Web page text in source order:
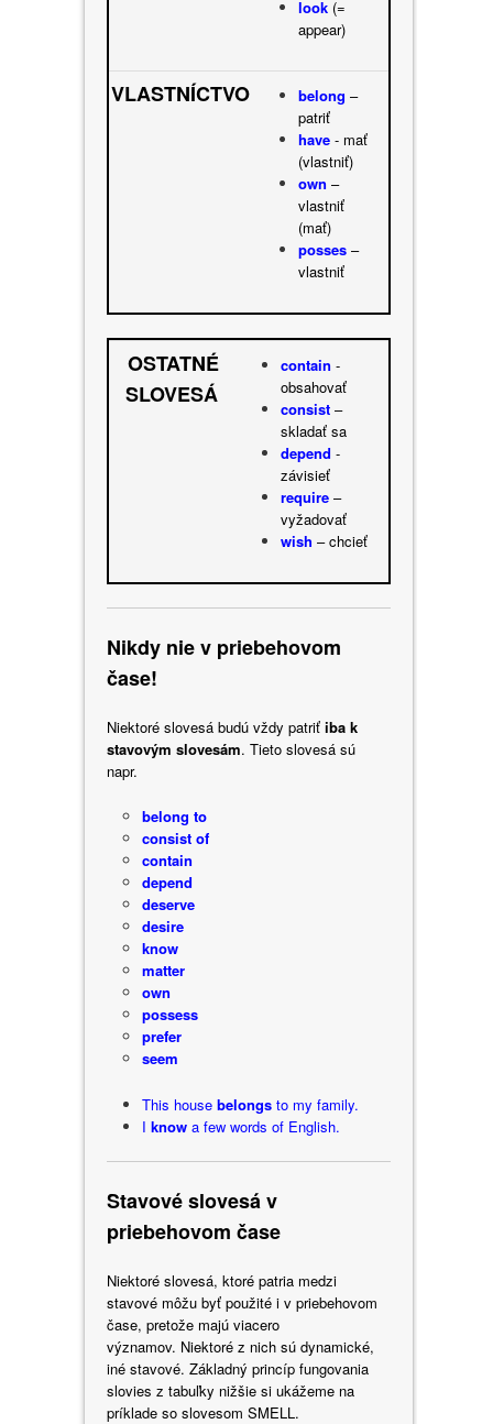
look (=
appear)
VLASTNÍCTVO belong –
patriť
have - mať
(vlastniť)
own –
vlastniť
(mať)
posses –
vlastniť
OSTATNÉ
SLOVESÁ
contain-
obsahovať
consist –
skladať sa
depend -
závisieť
require –
vyžadovať
wish – chcieť
Nikdy nie v priebehovom
čase!
Niektoré slovesá budú vždy patriť iba k
stavovým slovesám. Tieto slovesá sú
napr.
belong to
consist of
contain
depend
deserve
desire
know
matter
own
possess
prefer
seem
This housebelongs to my family.
Iknow a few words of English.
Stavové slovesá v
priebehovom čase
Niektoré slovesá, ktoré patria medzi
stavové môžu byť použité i v priebehovom
čase, pretože majú viacero
významov. Niektoré z nich sú dynamické,
iné stavové. Základný princíp fungovania
slovies z tabuľky nižšie si ukážeme na
príklade so slovesom SMELL.